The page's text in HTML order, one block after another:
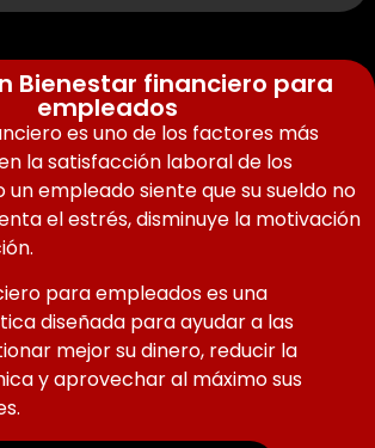
Bienestar financiero para
empleados
es uno de los factores más
la satisfacción laboral de los
un empleado siente que su sueldo no
el estrés, disminuye la motivación
para empleados es una
diseñada para ayudar a las
mejor su dinero, reducir la
y aprovechar al máximo sus